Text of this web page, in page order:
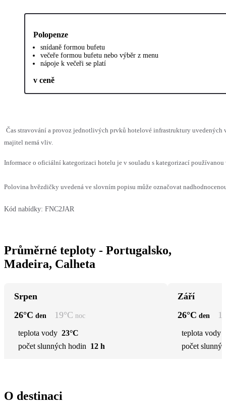
Polopenze
snídaně formou bufetu
večeře formou bufetu nebo výběr z menu
nápoje k večeři se platí
v ceně
Čas stravování a provoz jednotlivých prvků hotelové infrastruktury uvedených
majitel nemá vliv.
Informace o oficiální kategorizaci hotelu je v souladu s kategorizací
Polovina hvězdičky uvedená ve slovním popisu může označovat
Kód nabídky: FNC2JAR
Průměrné teploty - Portugalsko,
Madeira, Calheta
Srpen
26°C den 19°C noc
teplota vody 23°C
počet slunných hodin 12 h
Září
26°C den
teplota vody
počet
O destinaci